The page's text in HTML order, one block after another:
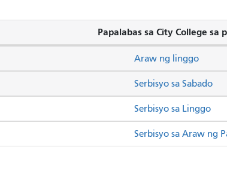
Papalabas sa City College
Serbisyo sa Sabado
Serbisyo sa Linggo
Araw ng linggo
Serbisyo sa Araw ng